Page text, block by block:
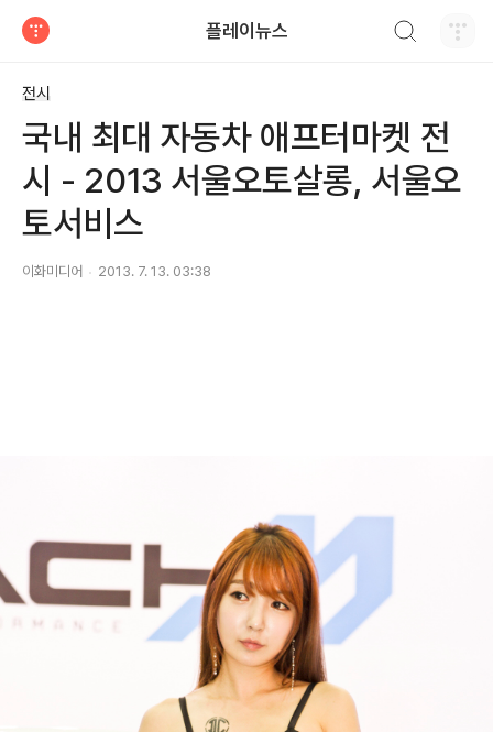
플레이뉴스
전시
국내 최대 자동차 애프터마켓 전
시 - 2013 서울오토살롱, 서울오
토서비스
이화미디어 2013. 7. 13. 03:38